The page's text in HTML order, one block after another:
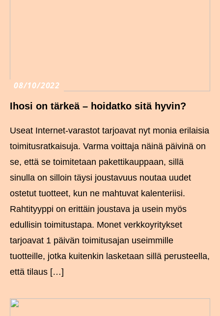
08/10/2022
Ihosi on tärkeä – hoidatko sitä hyvin?
Useat Internet-varastot tarjoavat nyt monia erilaisia
toimitusratkaisuja. Varma voittaja näinä päivinä on
se, että se toimitetaan pakettikauppaan, sillä
sinulla on silloin täysi joustavuus noutaa uudet
ostetut tuotteet, kun ne mahtuvat kalenteriisi.
Rahtityyppi on erittäin joustava ja usein myös
edullisin toimitustapa. Monet verkkoyritykset
tarjoavat 1 päivän toimitusajan useimmille
tuotteille, jotka kuitenkin lasketaan sillä perusteella,
että tilaus […]